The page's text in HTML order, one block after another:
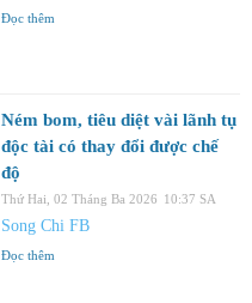
Đọc thêm
Ném bom, tiêu diệt vài lãnh tụ
độc tài có thay đổi được chế
độ
Thứ Hai, 02 Tháng Ba 2026 10:37 SA
Song Chi FB
Đọc thêm